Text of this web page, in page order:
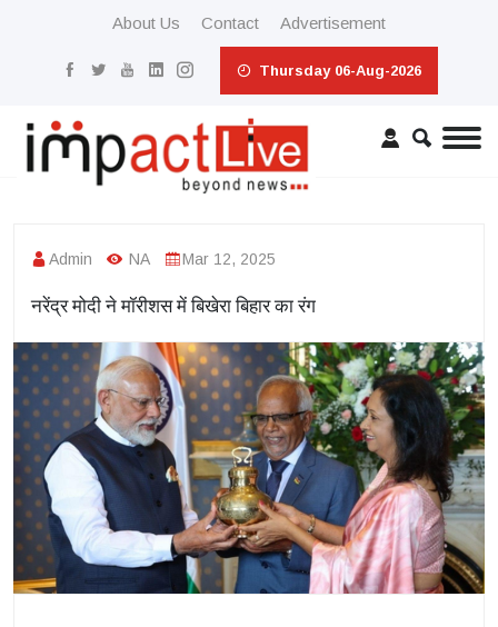
About Us Contact Advertisement
Thursday 06-Aug-2026
Admin NA Mar 12, 2025
नरेंद्र मोदी ने मॉरीशस में बिखेरा बिहार का रंग